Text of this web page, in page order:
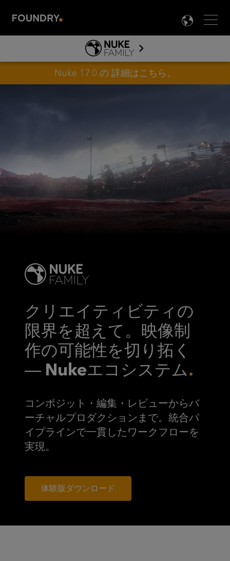

NUKE
FAMILY
JP
ABOUT NUKE
NUKE ファミリー
NUKE ガイド&ドキュメント
HIERO ガイド＆ドキュメント
Nuke 17.0 の 詳細はこちら 。
クリエイティビティの
限界を超えて。映像制
作の可能性を切り拓く
― Nukeエコシステム
コンポジット・編集・レビューからバ
ーチャルプロダクションまで。統合パ
イプラインで一貫したワークフローを
実現。
体験版ダウンロード